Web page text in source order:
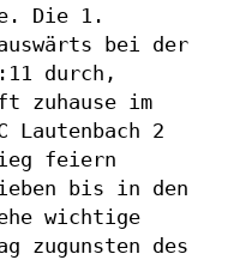
Die 1.
bei der
durch,
zuhause im
Lautenbach 2
feiern
bis in den
wichtige
zugunsten des